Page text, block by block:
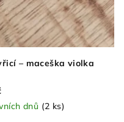
– maceška violka
dnů (2 ks)